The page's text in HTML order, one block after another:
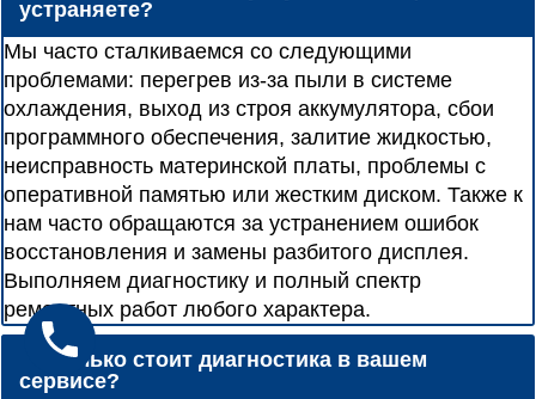
устраняете?
Мы часто сталкиваемся со следующими
проблемами: перегрев из-за пыли в системе
охлаждения, выход из строя аккумулятора, сбои
программного обеспечения, залитие жидкостью,
неисправность материнской платы, проблемы с
оперативной памятью или жестким диском. Также к
нам часто обращаются за устранением ошибок
восстановления и замены разбитого дисплея.
Выполняем диагностику и полный спектр
ремонтных работ любого характера.
Сколько стоит диагностика в вашем
сервисе?